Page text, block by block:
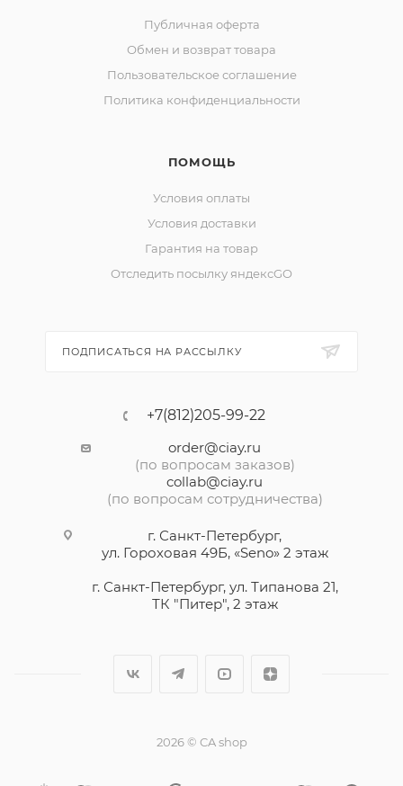
Публичная оферта
Обмен и возврат товара
Пользовательское соглашение
Политика конфиденциальности
ПОМОЩЬ
Условия оплаты
Условия доставки
Гарантия на товар
Отследить посылку яндексGO
ПОДПИСАТЬСЯ НА РАССЫЛКУ
+7(812)205-99-22
order@ciay.ru
(по вопросам заказов)
collab@ciay.ru
(по вопросам сотрудничества)
г. Санкт-Петербург,
ул. Гороховая 49Б, «Seno» 2 этаж
г. Санкт-Петербург, ул. Типанова 21,
ТК "Питер", 2 этаж
2026 © CA shop